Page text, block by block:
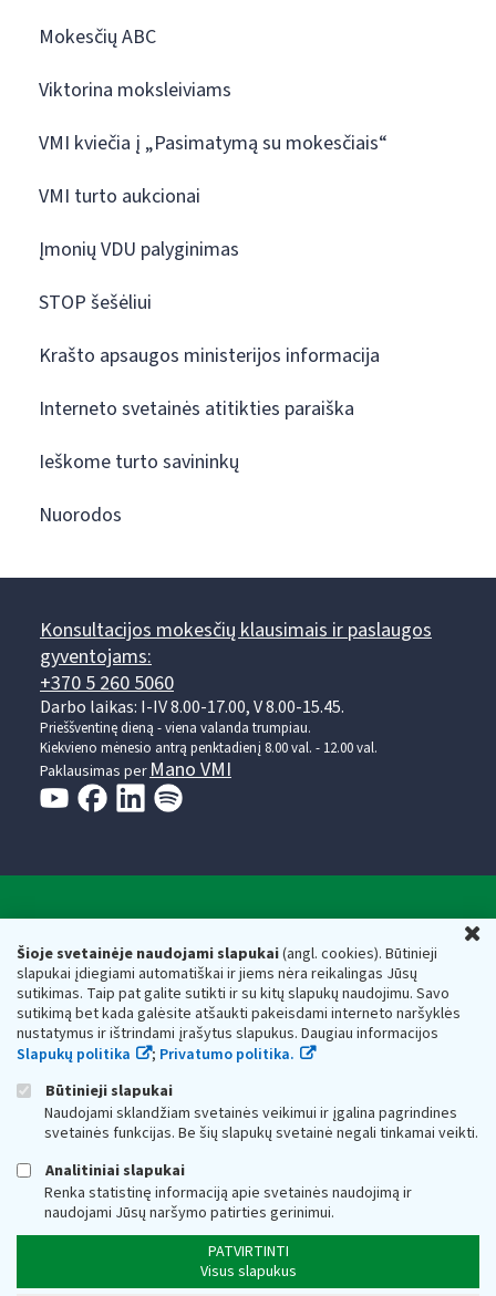
Šioje svetainėje naudojami slapukai(angl. cookies). Būtinieji
slapukai įdiegiami automatiškai ir jiems nėra reikalingas Jūsų
sutikimas. Taip pat galite sutikti ir su kitų slapukų naudojimu. Savo
sutikimą bet kada galėsite atšaukti pakeisdami interneto naršyklės
nustatymus ir ištrindami įrašytus slapukus. Daugiau informacijos
Slapukų politika
; Privatumo politika.
Būtinieji slapukai
Naudojami sklandžiam svetainės veikimui ir įgalina pagrindines
svetainės funkcijas. Be šių slapukų svetainė negali tinkamai veikti.
Analitiniai slapukai
Renka statistinę informaciją apie svetainės naudojimą ir
naudojami Jūsų naršymo patirties gerinimui.
PATVIRTINTI
Visus slapukus
Mokesčių ABC
Viktorina moksleiviams
VMI kviečia į „Pasimatymą su mokesčiais“
VMI turto aukcionai
Įmonių VDU palyginimas
STOP šešėliui
Krašto apsaugos ministerijos informacija
Interneto svetainės atitikties paraiška
Ieškome turto savininkų
Nuorodos
Konsultacijos mokesčių klausimais ir paslaugos
gyventojams:
+370 5 260 5060
Darbo laikas: I-IV 8.00-17.00, V 8.00-15.45.
Prieššventinę dieną - viena valanda trumpiau.
Kiekvieno mėnesio antrą penktadienį 8.00 val. - 12.00 val.
Paklausimas per Mano VMI
Respublikos finansų ministerijos
Biudžetinė įstaiga. Juridinio asmens kodas — 188659752,
adresas: Vasario 16-osios g. 14, 01107 Vilnius, Lietuva, el.paštas:
vmi@vmi.lt, E. pristatymo dėžutės adresas 188659752
Duomenys apie Valstybinę mokesčių inspekciją prie Lietuvos
Respublikos finansų ministerijos kaupiami ir saugomi Juridinių